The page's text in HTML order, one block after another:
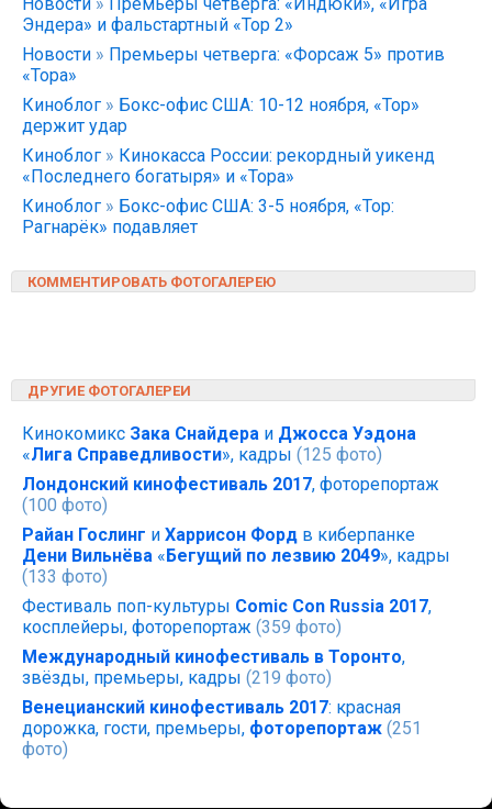
Эндера» и фальстартный «Тор 2»
Новости » Премьеры четверга: «Форсаж 5» против
«Тора»
Киноблог » Бокс-офис США: 10-12 ноября, «Тор»
держит удар
Киноблог » Кинокасса России: рекордный уикенд
«Последнего богатыря» и «Тора»
Киноблог » Бокс-офис США: 3-5 ноября, «Тор:
Рагнарёк» подавляет
КОММЕНТИРОВАТЬ ФОТОГАЛЕРЕЮ
ДРУГИЕ ФОТОГАЛЕРЕИ
Кинокомикс Зака Снайдера и Джосса Уэдона
«Лига Справедливости», кадры (125 фото)
Лондонский кинофестиваль 2017, фоторепортаж
(100 фото)
Райан Гослинг и Харрисон Форд в киберпанке
Дени Вильнёва «Бегущий по лезвию 2049», кадры
(133 фото)
Фестиваль поп-культуры Comic Con Russia 2017,
косплейеры, фоторепортаж (359 фото)
Международный кинофестиваль в Торонто,
звёзды, премьеры, кадры (219 фото)
Венецианский кинофестиваль 2017: красная
дорожка, гости, премьеры, фоторепортаж (251
фото)